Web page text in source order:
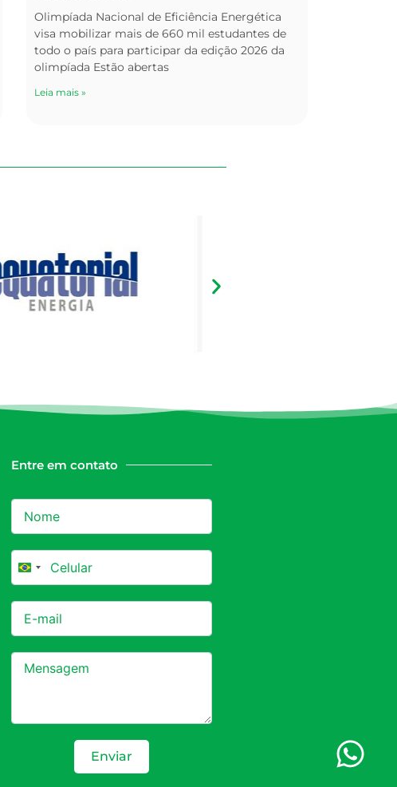
Olimpíada Nacional de Eficiência Energética
visa mobilizar mais de 660 mil estudantes de
todo o país para participar da edição 2026 da
olimpíada Estão abertas
Leia mais »
Entre em contato
Brazil +55
Enviar